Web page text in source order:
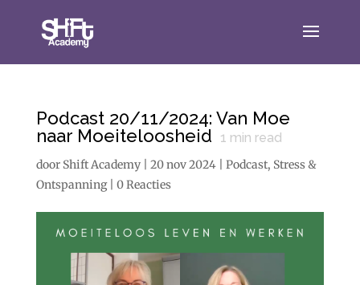
Podcast 20/11/2024: Van Moe
naar Moeiteloosheid
1 min read
door Shift Academy| 20 nov 2024| Podcast, Stress &
Ontspanning| 0 Reacties